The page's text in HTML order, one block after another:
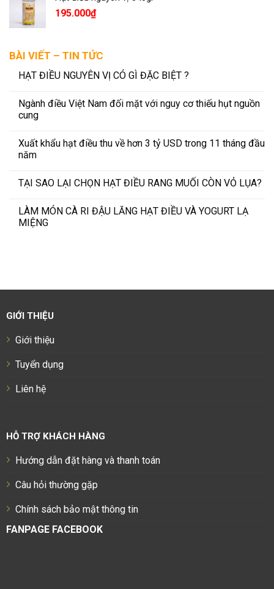
195.000₫
BÀI VIẾT – TIN TỨC
HẠT ĐIỀU NGUYÊN VỊ CÓ GÌ ĐẶC BIỆT ?
Ngành điều Việt Nam đối mặt với nguy cơ thiếu hụt nguồn
cung
Xuất khẩu hạt điều thu về hơn 3 tỷ USD trong 11 tháng đầu
năm
TẠI SAO LẠI CHỌN HẠT ĐIỀU RANG MUỐI CÒN VỎ LỤA?
LÀM MÓN CÀ RI ĐẬU LĂNG HẠT ĐIỀU VÀ YOGURT LẠ
MIỆNG
GIỚI THIỆU
Giới thiệu
Tuyển dụng
Liên hệ
HỖ TRỢ KHÁCH HÀNG
Hướng dẫn đặt hàng và thanh toán
Câu hỏi thường gặp
Chính sách bảo mật thông tin
FANPAGE FACEBOOK